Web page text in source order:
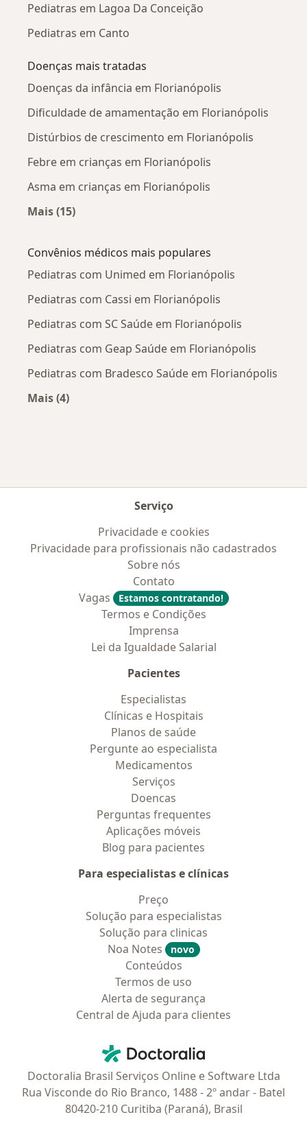
Pediatras em Lagoa Da Conceição
Pediatras em Canto
Doenças mais tratadas
Doenças da infância em Florianópolis
Dificuldade de amamentação em Florianópolis
Distúrbios de crescimento em Florianópolis
Febre em crianças em Florianópolis
Asma em crianças em Florianópolis
Mais (15)
Convênios médicos mais populares
Pediatras com Unimed em Florianópolis
Pediatras com Cassi em Florianópolis
Pediatras com SC Saúde em Florianópolis
Pediatras com Geap Saúde em Florianópolis
Pediatras com Bradesco Saúde em Florianópolis
Mais (4)
Serviço
Privacidade e cookies
Privacidade para profissionais não cadastrados
Sobre nós
Contato
Vagas
Estamos contratando!
Termos e Condições
Imprensa
Lei da Igualdade Salarial
Pacientes
Especialistas
Clínicas e Hospitais
Planos de saúde
Pergunte ao especialista
Medicamentos
Serviços
Doencas
Perguntas frequentes
Aplicações móveis
Blog para pacientes
Para especialistas e clínicas
Preço
Solução para especialistas
Solução para clinicas
Noa Notes
novo
Conteúdos
Termos de uso
Alerta de segurança
Central de Ajuda para clientes
Doctoralia - Homepage
Doctoralia Brasil Serviços Online e Software Ltda
Rua Visconde do Rio Branco, 1488 - 2º andar - Batel
80420-210 Curitiba (Paraná), Brasil